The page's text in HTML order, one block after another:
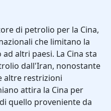
di petrolio per la Cina,
che limitano la
altri paesi. La Cina sta
dall'Iran, nonostante
altre restrizioni
attira la Cina per
quello proveniente da